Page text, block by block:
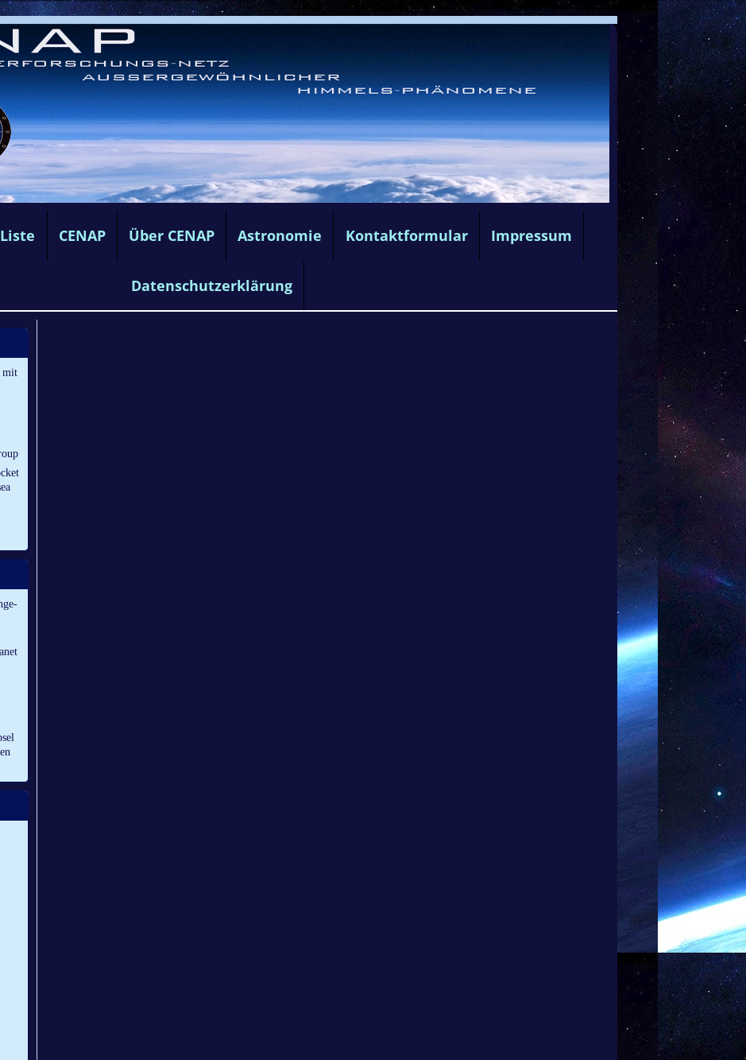
Liste CENAP Über CENAP Astronomie Kontaktformular Impressum
Datenschutzerklärung
mit